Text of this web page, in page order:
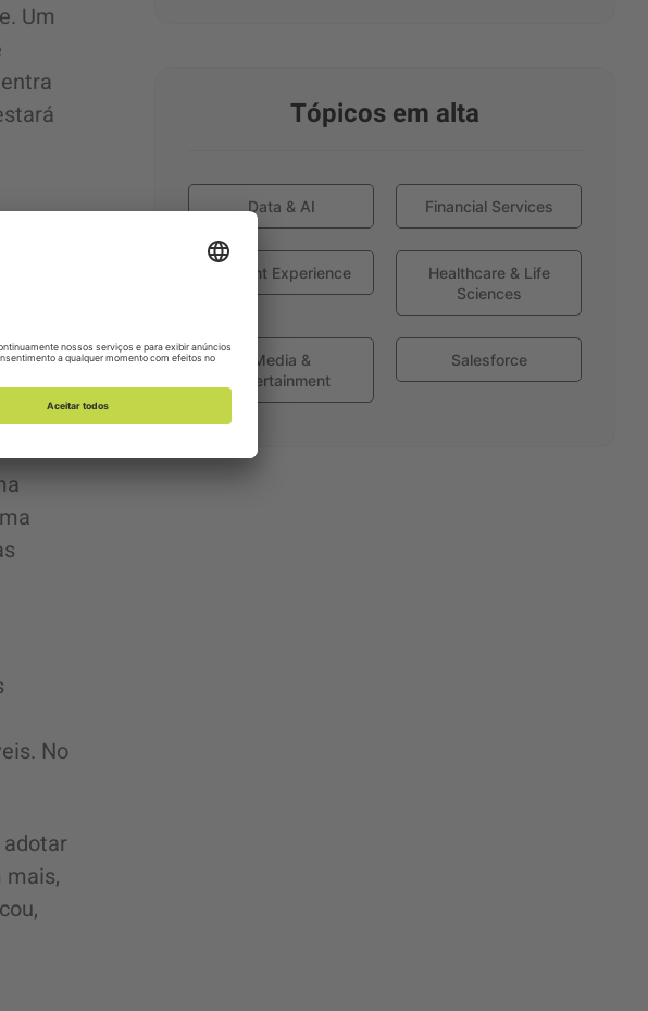
Um
No
mais,
Tópicos em alta
Data & AI Financial Services
Globant Experience
Healthcare & Life
Sciences
Media &
Entertainment
Salesforce